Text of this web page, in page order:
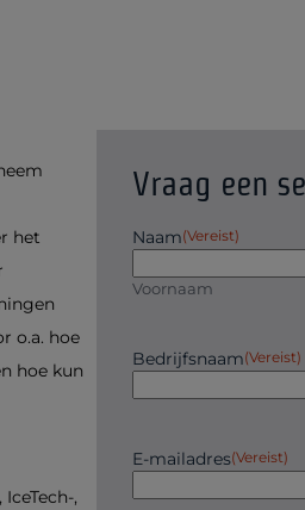
het
o.a. hoe
hoe kun
,
Vraag een
Naam(Vereist)
Voornaam
Bedrijfsnaam(Vereist)
E-mailadres(Vereist)